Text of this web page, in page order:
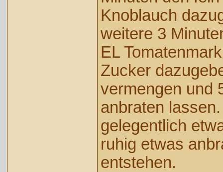
Knoblauch
weitere 3
EL
Zucker
vermengen und
anbraten
gelegentlich
ruhig etwas
entstehen.